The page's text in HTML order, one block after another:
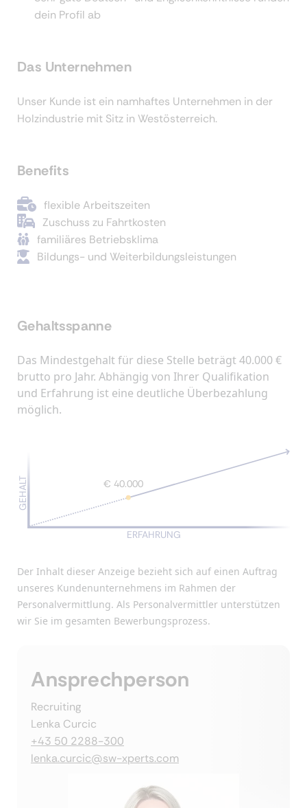
dein Profil ab
Das Unternehmen
Unser Kunde ist ein namhaftes Unternehmen in der
Holzindustrie mit Sitz in Westösterreich.
Benefits
flexible Arbeitszeiten
Zuschuss zu Fahrtkosten
familiäres Betriebsklima
Bildungs- und Weiterbildungsleistungen
Gehaltsspanne
Das Mindestgehalt für diese Stelle beträgt 40.000 €
brutto pro Jahr. Abhängig von Ihrer Qualifikation
und Erfahrung ist eine deutliche Überbezahlung
möglich.
GEHALT
ERFAHRUNG
€ 40.000
Der Inhalt dieser Anzeige bezieht sich auf einen Auftrag
unseres Kundenunternehmens im Rahmen der
Personalvermittlung. Als Personalvermittler unterstützen
wir Sie im gesamten Bewerbungsprozess.
Ansprechperson
Recruiting
Lenka Curcic
+43 50 2288-300
lenka.curcic@sw-xperts.com